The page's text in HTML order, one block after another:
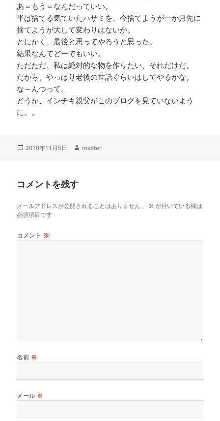
あ＝もう＝なんだっていい。
半ば捨てる気でいたハサミを、今捨てようが一か月先に
捨てようが大して変わりはないか。
とにかく、最後と思ってやろうと思った。
結果なんてどーでもいい。
ただただ、私は絶対的な物を作りたい。それだけだ。
だから、やっぱり老後の世話ぐらいはしてやるかな。
な～んつって。
どうか、インチキ親父がこのブログを見ていないよう
に。。
投
2010年11月5日
作
master
コメントを残す
メールアドレスが公開されることはありません。 ※ が付いている欄は
必須項目です
コメント ※
名前 ※
メール ※